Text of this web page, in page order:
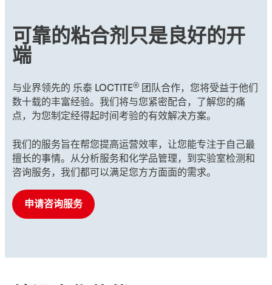
可靠的粘合剂只是良好的开
端
与业界领先的 乐泰 LOCTITE®
团队合作，您将受益于他们
数十载的丰富经验。我们将与您紧密配合，了解您的痛
点，为您制定经得起时间考验的有效解决方案。
我们的服务旨在帮您提高运营效率，让您能专注于自己最
擅长的事情。从分析服务和化学品管理，到实验室检测和
咨询服务，我们都可以满足您方方面面的需求。
申请咨询服务